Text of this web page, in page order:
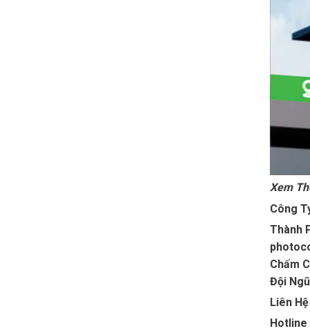
Xem
Công
Thành
Chấm
Đội
Liên
Hotline